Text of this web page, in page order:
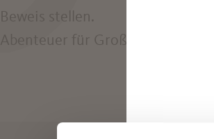
Beweis stellen.
Abenteuer für Groß und Klein